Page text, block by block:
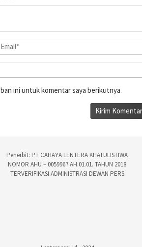
ini untuk komentar saya berikutnya.
Penerbit: PT CAHAYA LENTERA KHATULISTIWA
NOMOR AHU – 0059967.AH.01.01. TAHUN 2018
TERVERIFIKASI ADMINISTRASI DEWAN PERS